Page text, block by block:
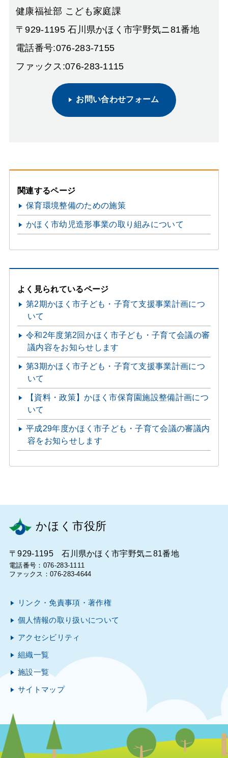
健康福祉部 こども家庭課
〒929-1195 石川県かほく市宇野気ニ81番地
電話番号:076-283-7155
ファックス:076-283-1115
お問い合わせフォーム
関連するページ
保育環境整備のための施策
かほく市幼児造形事業の取り組みについて
よく見られているページ
第2期かほく市子ども・子育て支援事業計画につ
いて
令和2年度第2回かほく市子ども・子育て会議の審
議内容をお知らせします
第3期かほく市子ども・子育て支援事業計画につ
いて
【資料・政策】かほく市保育園施設整備計画につ
いて
平成29年度かほく市子ども・子育て会議の審議内
容をお知らせします
かほく市役所
〒929-1195 石川県かほく市宇野気ニ81番地
電話番号：076-283-1111
ファックス：076-283-4644
リンク・免責事項・著作権
個人情報の取り扱いについて
アクセシビリティ
組織一覧
施設一覧
サイトマップ